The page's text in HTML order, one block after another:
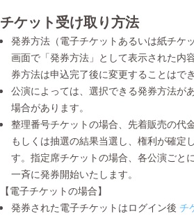
チケット受け取り方法
発券方法（電子チケットあるいは紙チケ
画面で「発券方法」として表示された内
券方法は申込完了後に変更することはで
公演によっては、選択できる発券方法が
場合があります。
整理番号チケットの場合、先着販売の代
もしくは抽選の結果当選し、権利が確定
す。指定席チケットの場合、各公演ごと
一斉に発券開始いたします。
【電子チケットの場合】
発券された電子チケットはログイン後 チ